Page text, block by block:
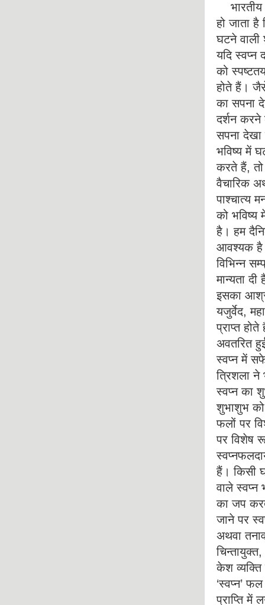
भारतीय
हो जाता
घटने
यदि स्वप्न
को
होते हैं।
का सपना
दर्शन करने
सपना देखा
भविष्य में
करते हैं, तो
वैचारिक
पाश्चात्य
को भविष्य
है। हम
आवश्यक है
विभिन्न
मान्यता दी
इसका
यजुर्वेद,
प्राप्त
अवतरित
स्वप्न में
त्रिशला
स्वप्न का
शुभाशुभ को
फलों पर
पर विशेष
हैं। किसी
वाले स्वप्न
का जप
जाने पर
अथवा
केश व्यक्ति
‘स्वप्न’
प्राप्ति में